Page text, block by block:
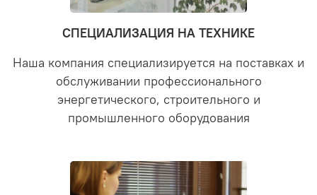
СПЕЦИАЛИЗАЦИЯ НА ТЕХНИКЕ
Наша компания специализируется на поставках и
обслуживании профессионального
энергетического, строительного и
промышленного оборудования